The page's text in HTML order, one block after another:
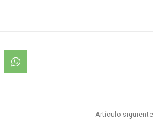
Artículo siguiente